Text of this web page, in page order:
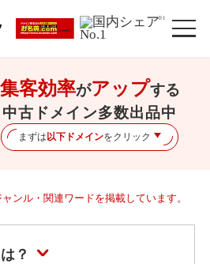
※1
集客効率がアップする
中古ドメイン多数出品中
まずは以下ドメインをクリック
ンル・関連ワードを掲載しています。
？